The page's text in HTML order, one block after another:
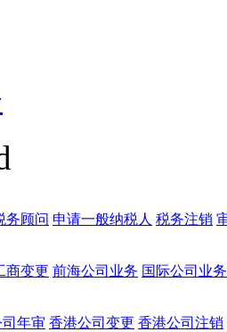
务顾问 申请一般纳税人 税务注销
商变更 前海公司业务 国际公司业务
年审 香港公司变更 香港公司注销